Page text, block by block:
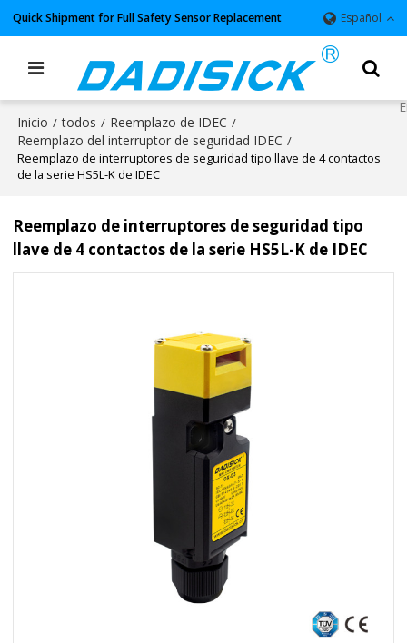
Quick Shipment for Full Safety Sensor Replacement Español
Inicio / todos / Reemplazo de IDEC /
Reemplazo del interruptor de seguridad IDEC /
Reemplazo de interruptores de seguridad tipo llave de 4 contactos
de la serie HS5L-K de IDEC
Reemplazo de interruptores de seguridad tipo
llave de 4 contactos de la serie HS5L-K de IDEC